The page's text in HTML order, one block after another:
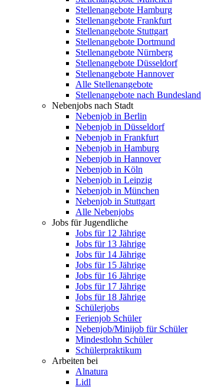
Stellenangebote Hamburg
Stellenangebote Frankfurt
Stellenangebote Stuttgart
Stellenangebote Dortmund
Stellenangebote Nürnberg
Stellenangebote Düsseldorf
Stellenangebote Hannover
Alle Stellenangebote
Stellenangebote nach Bundesland
Nebenjobs nach Stadt
Nebenjob in Berlin
Nebenjob in Düsseldorf
Nebenjob in Frankfurt
Nebenjob in Hamburg
Nebenjob in Hannover
Nebenjob in Köln
Nebenjob in Leipzig
Nebenjob in München
Nebenjob in Stuttgart
Alle Nebenjobs
Jobs für Jugendliche
Jobs für 12 Jährige
Jobs für 13 Jährige
Jobs für 14 Jährige
Jobs für 15 Jährige
Jobs für 16 Jährige
Jobs für 17 Jährige
Jobs für 18 Jährige
Schülerjobs
Ferienjob Schüler
Nebenjob/Minijob für Schüler
Mindestlohn Schüler
Schülerpraktikum
Arbeiten bei
Alnatura
Lidl